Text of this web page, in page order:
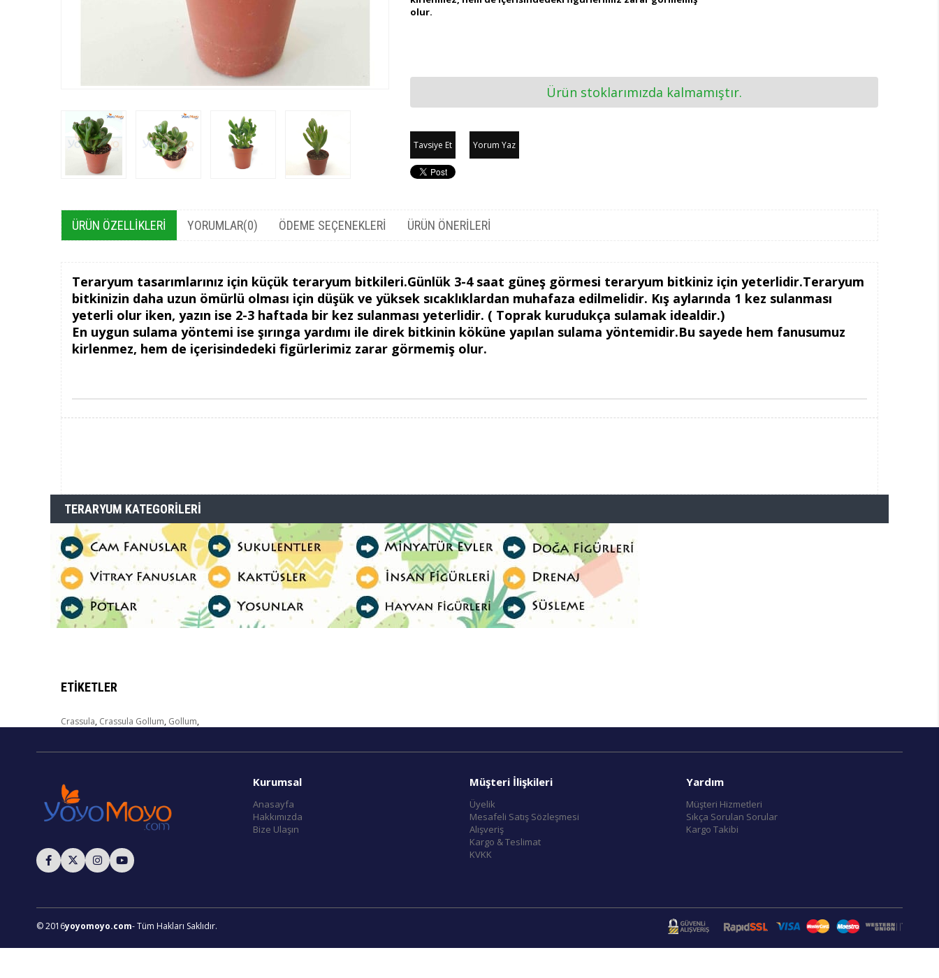
olur.
Ürün stoklarımızda kalmamıştır.
Tavsiye Et Yorum Yaz
ÜRÜN ÖZELLIKLERI YORUMLAR(0) ÖDEME SEÇENEKLERI ÜRÜN ÖNERILERI
Teraryum tasarımlarınız için küçük teraryum bitkileri.Günlük 3-4 saat güneş görmesi teraryum bitkiniz için yeterlidir.Teraryum
bitkinizin daha uzun ömürlü olması için düşük ve yüksek sıcaklıklardan muhafaza edilmelidir. Kış aylarında 1 kez sulanması
yeterli olur iken, yazın ise 2-3 haftada bir kez sulanması yeterlidir. ( Toprak kurudukça sulamak idealdir.)
En uygun sulama yöntemi ise şırınga yardımı ile direk bitkinin köküne yapılan sulama yöntemidir.Bu sayede hem fanusumuz
kirlenmez, hem de içerisindedeki figürlerimiz zarar görmemiş olur.
TERARYUM KATEGORILERI
ETIKETLER
Crassula, Crassula Gollum, Gollum,
Kurumsal
Anasayfa
Hakkımızda
Bize Ulaşın
Müşteri İlişkileri
Üyelik
Mesafeli Satış Sözleşmesi
Alışveriş
Kargo & Teslimat
KVKK
Yardım
Müşteri Hizmetleri
Sıkça Sorulan Sorular
Kargo Takibi
© 2016yoyomoyo.com- Tüm Hakları Saklıdır.